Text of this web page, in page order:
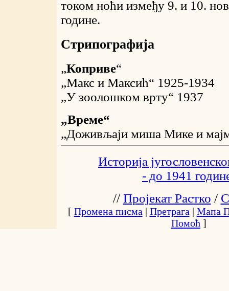
током ноћи између 9. и 10.
године.
Стрипографија
„Коприве“
„Макс и Максић“ 1925-1934
„У зоолошком врту“ 1937
„Време“
„Доживљаји миша Мике и
Историја
- до 1941
// Пројекат Растко /
[ Промена писма | Претрага | Мапа
Помоћ ]